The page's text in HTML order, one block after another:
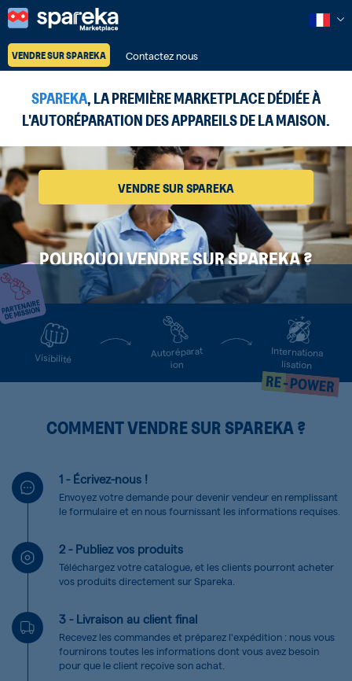
VENDRE SUR SPAREKA Contactez nous
SPAREKA, LA PREMIÈRE MARKETPLACE DÉDIÉE À
L'AUTORÉPARATION DES APPAREILS DE LA MAISON.
VENDRE SUR SPAREKA
POURQUOI VENDRE SUR SPAREKA ?
Visibilité Autoréparat
ion
Internationa
lisation
COMMENT VENDRE SUR SPAREKA ?
1 - Écrivez-nous !
Envoyez votre demande pour devenir vendeur en remplissant
le formulaire et en nous fournissant les informations requises.
2 - Publiez vos produits
Téléchargez votre catalogue, et les clients pourront acheter
vos produits directement sur Spareka.
3 - Livraison au client final
Recevez les commandes et préparez l'expédition : nous vous
fournirons toutes les informations dont vous avez besoin
pour que le client reçoive son achat.